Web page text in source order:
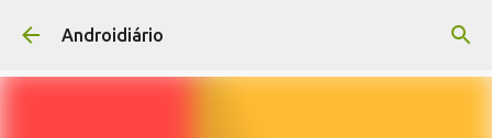
Pular para o conteúdo principal
Androidiário